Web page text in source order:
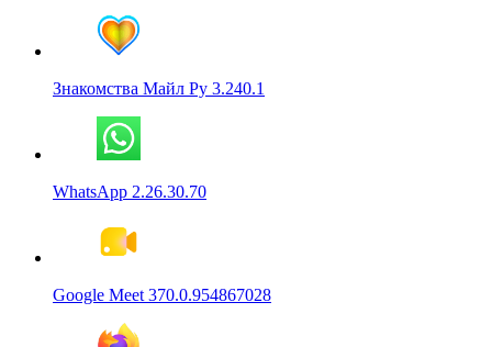
Знакомства Майл Ру 3.240.1
WhatsApp 2.26.30.70
Google Meet 370.0.954867028